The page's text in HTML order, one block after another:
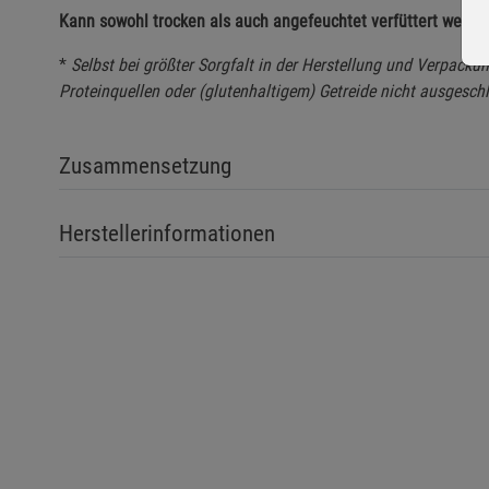
Kann sowohl trocken als auch angefeuchtet verfüttert werden.
* Selbst bei größter Sorgfalt in der Herstellung und
Proteinquellen oder (glutenhaltigem) Getreide nicht
Zusammensetzung
Herstellerinformationen